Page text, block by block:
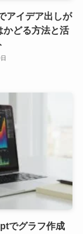
アイデア出しが
かどる方法と活
でグラフ作成